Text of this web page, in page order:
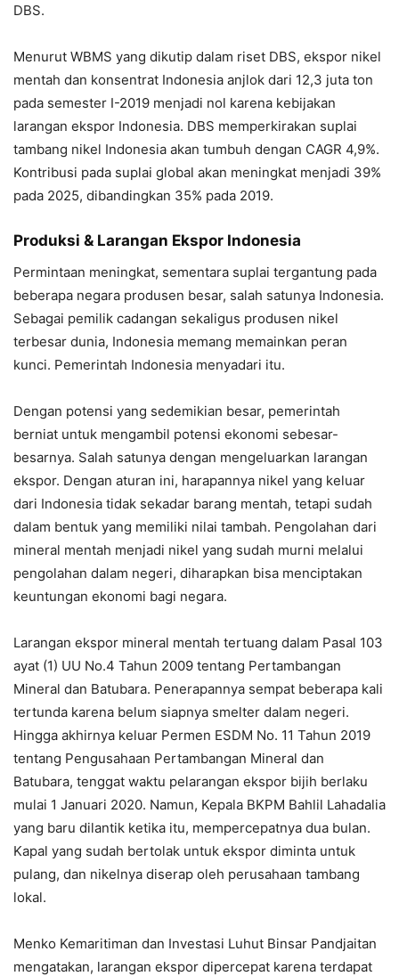
DBS.
Menurut WBMS yang dikutip dalam riset DBS, ekspor nikel
mentah dan konsentrat Indonesia anjlok dari 12,3 juta ton
pada semester I-2019 menjadi nol karena kebijakan
larangan ekspor Indonesia. DBS memperkirakan suplai
tambang nikel Indonesia akan tumbuh dengan CAGR 4,9%.
Kontribusi pada suplai global akan meningkat menjadi 39%
pada 2025, dibandingkan 35% pada 2019.
Produksi & Larangan Ekspor Indonesia
Permintaan meningkat, sementara suplai tergantung pada
beberapa negara produsen besar, salah satunya Indonesia.
Sebagai pemilik cadangan sekaligus produsen nikel
terbesar dunia, Indonesia memang memainkan peran
kunci. Pemerintah Indonesia menyadari itu.
Dengan potensi yang sedemikian besar, pemerintah
berniat untuk mengambil potensi ekonomi sebesar-
besarnya. Salah satunya dengan mengeluarkan larangan
ekspor. Dengan aturan ini, harapannya nikel yang keluar
dari Indonesia tidak sekadar barang mentah, tetapi sudah
dalam bentuk yang memiliki nilai tambah. Pengolahan dari
mineral mentah menjadi nikel yang sudah murni melalui
pengolahan dalam negeri, diharapkan bisa menciptakan
keuntungan ekonomi bagi negara.
Larangan ekspor mineral mentah tertuang dalam Pasal 103
ayat (1) UU No.4 Tahun 2009 tentang Pertambangan
Mineral dan Batubara. Penerapannya sempat beberapa kali
tertunda karena belum siapnya smelter dalam negeri.
Hingga akhirnya keluar Permen ESDM No. 11 Tahun 2019
tentang Pengusahaan Pertambangan Mineral dan
Batubara, tenggat waktu pelarangan ekspor bijih berlaku
mulai 1 Januari 2020. Namun, Kepala BKPM Bahlil Lahadalia
yang baru dilantik ketika itu, mempercepatnya dua bulan.
Kapal yang sudah bertolak untuk ekspor diminta untuk
pulang, dan nikelnya diserap oleh perusahaan tambang
lokal.
Menko Kemaritiman dan Investasi Luhut Binsar Pandjaitan
mengatakan, larangan ekspor dipercepat karena terdapat